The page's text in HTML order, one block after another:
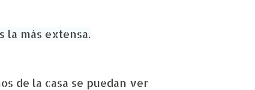
la más extensa.
de la casa se puedan ver